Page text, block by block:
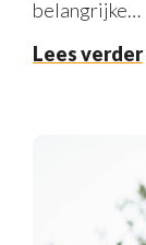
belangrijke…
Lees verder